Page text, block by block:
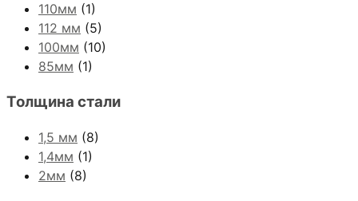
110мм (1)
112 мм (5)
100мм (10)
85мм (1)
Толщина стали
1,5 мм (8)
1,4мм (1)
2мм (8)